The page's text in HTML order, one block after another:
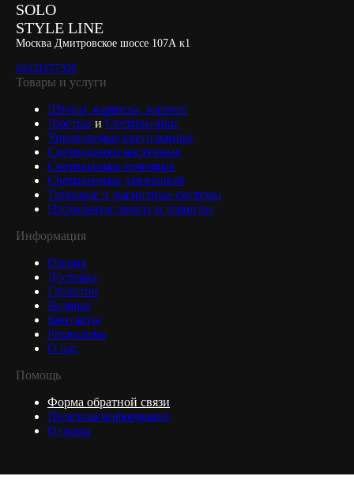
SOLO
STYLE LINE
Москва Дмитровское шоссе 107А к1
84951977330
Товары и услуги
Шторы, карнизы, жалюзи
Люстры и Светильники
Управляемые светильники
Светильники настенные
Светильники точечные
Светильники для ванной
Трековые и магнитные системы
Настольные лампы и торшеры
Информация
Оплата
Доставка
Гарантия
Возврат
Контакты
Реквизиты
О нас
Помощь
Форма обратной связи
Полезная информация
Отзывы